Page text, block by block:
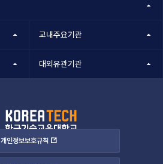
교내주요기관
대외유관기관
개인정보보호규칙